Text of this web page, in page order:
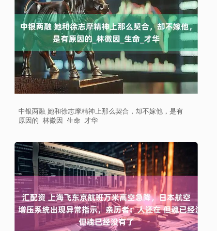
中银两融 她和徐志摩精神上那么契合，却不嫁他，是有
原因的_林徽因_生命_才华